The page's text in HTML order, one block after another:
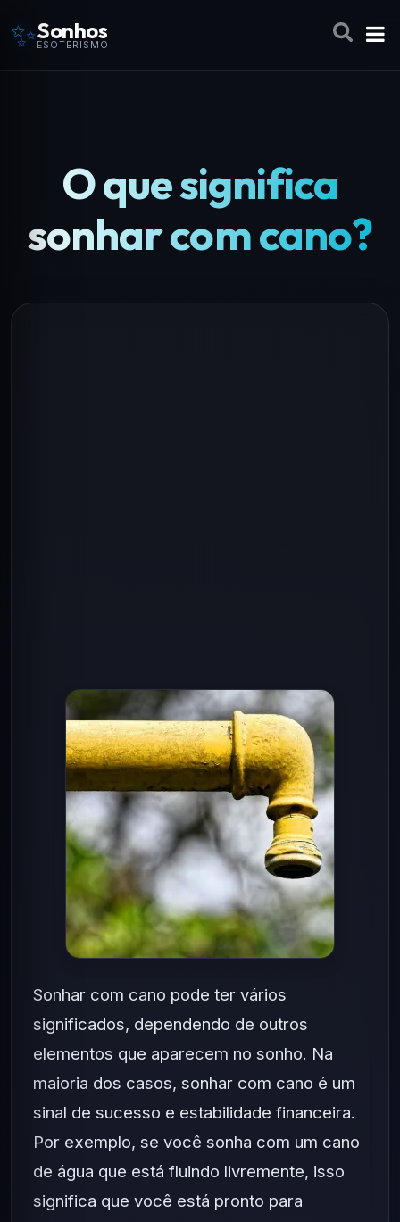
✨Sonhos
ESOTERISMO
O que significa
sonhar com cano?
Sonhar com cano pode ter vários
significados, dependendo de outros
elementos que aparecem no sonho. Na
maioria dos casos, sonhar com cano é um
sinal de sucesso e estabilidade financeira.
Por exemplo, se você sonha com um cano
de água que está fluindo livremente, isso
significa que você está pronto para